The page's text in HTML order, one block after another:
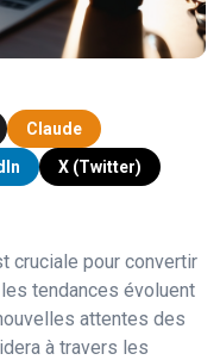
Claude
X (Twitter)
cruciale pour convertir
tendances évoluent
attentes des
à travers les